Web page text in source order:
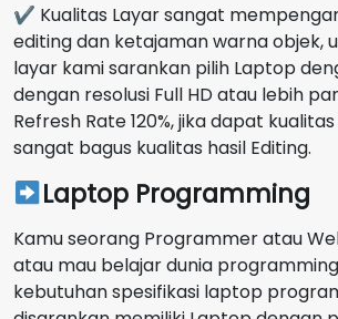
✔ Kualitas Layar sangat
editing dan ketajaman warna objek,
layar kami sarankan pilih Laptop
dengan resolusi Full HD atau lebih
Refresh Rate 120%, jika dapat kualitas
sangat bagus kualitas hasil Editing.
Laptop Programming
Kamu seorang Programmer atau
atau mau belajar dunia
kebutuhan spesifikasi laptop